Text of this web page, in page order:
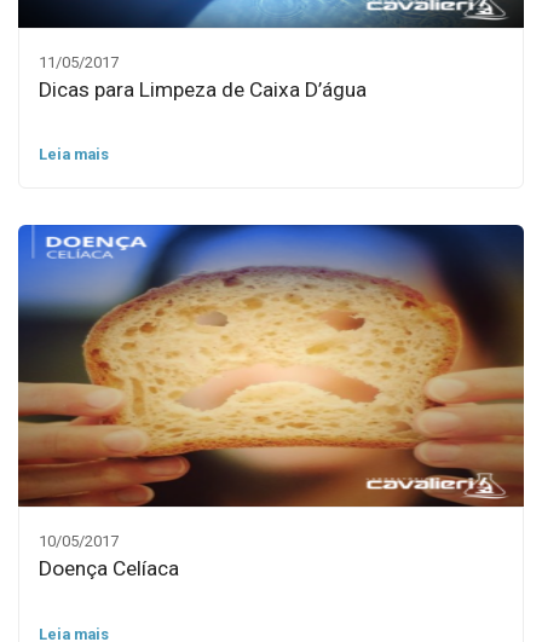
11/05/2017
Dicas para Limpeza de Caixa D’água
Leia mais
10/05/2017
Doença Celíaca
Leia mais